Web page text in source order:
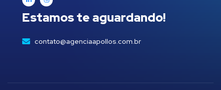
Estamos te aguardando!
contato@agenciaapollos.com.br